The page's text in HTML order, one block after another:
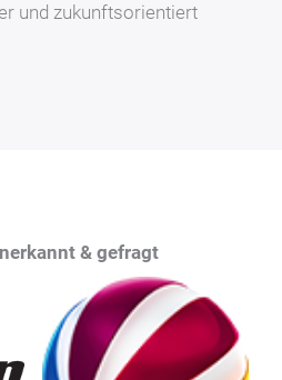
und zukunftsorientiert
& gefragt